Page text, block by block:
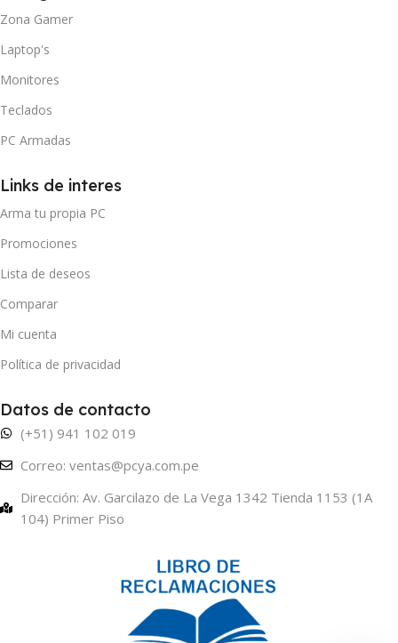
Zona Gamer
Laptop's
Monitores
Teclados
PC Armadas
Links de interes
Arma tu propia PC
Promociones
Lista de deseos
Comparar
Mi cuenta
Política de privacidad
Datos de contacto
(+51) 941 102 019
Correo: ventas@pcya.com.pe
Dirección: Av. Garcilazo de La Vega 1342 Tienda 1153 (1A
104) Primer Piso